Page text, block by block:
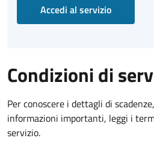
Accedi al servizio
Condizioni di
Per conoscere i dettagli di
informazioni importanti, leggi i
servizio.